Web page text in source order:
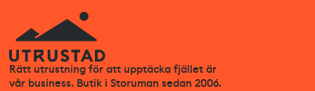
Rätt utrustning för att upptäcka fjället är
vår business. Butik i Storuman sedan 2006.